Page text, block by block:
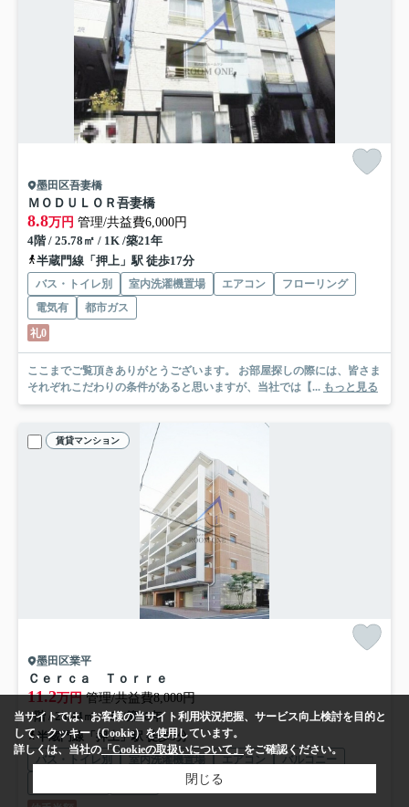
墨田区吾妻橋
ＭＯＤＵＬＯＲ吾妻橋
8.8万円 管理/共益費6,000円
4階 / 25.78㎡ / 1K /築21年
半蔵門線「押上」駅 徒歩17分
バス・トイレ別 室内洗濯機置場 エアコン
フローリング
電気有
都市ガス
礼0
ここまでご覧頂きありがとうございます。 お部屋探しの際には、皆さま
それぞれこだわりの条件があると思いますが、当社では【... もっと見る
賃貸マンション
墨田区業平
Ｃｅｒｃａ Ｔｏｒｒｅ
11.2万円管理/共益費8,000円
4階 / 25.44㎡ / 1K /築18年
半蔵門線「押上」駅 徒歩3分
バス・トイレ別 室内洗濯機置場 エアコン
バルコニー
当サイトでは、お客様の当サイト利用状況把握、サービス向上検討を目的と
して、クッキー（Cookie）を使用しています。
詳しくは、当社の「Cookieの取扱いについて」をご確認ください。
閉じる